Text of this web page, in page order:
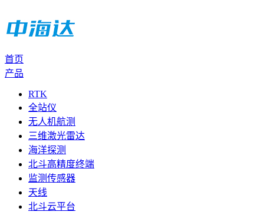
首页
产品
RTK
全站仪
无人机航测
三维激光雷达
海洋探测
北斗高精度终端
监测传感器
天线
北斗云平台